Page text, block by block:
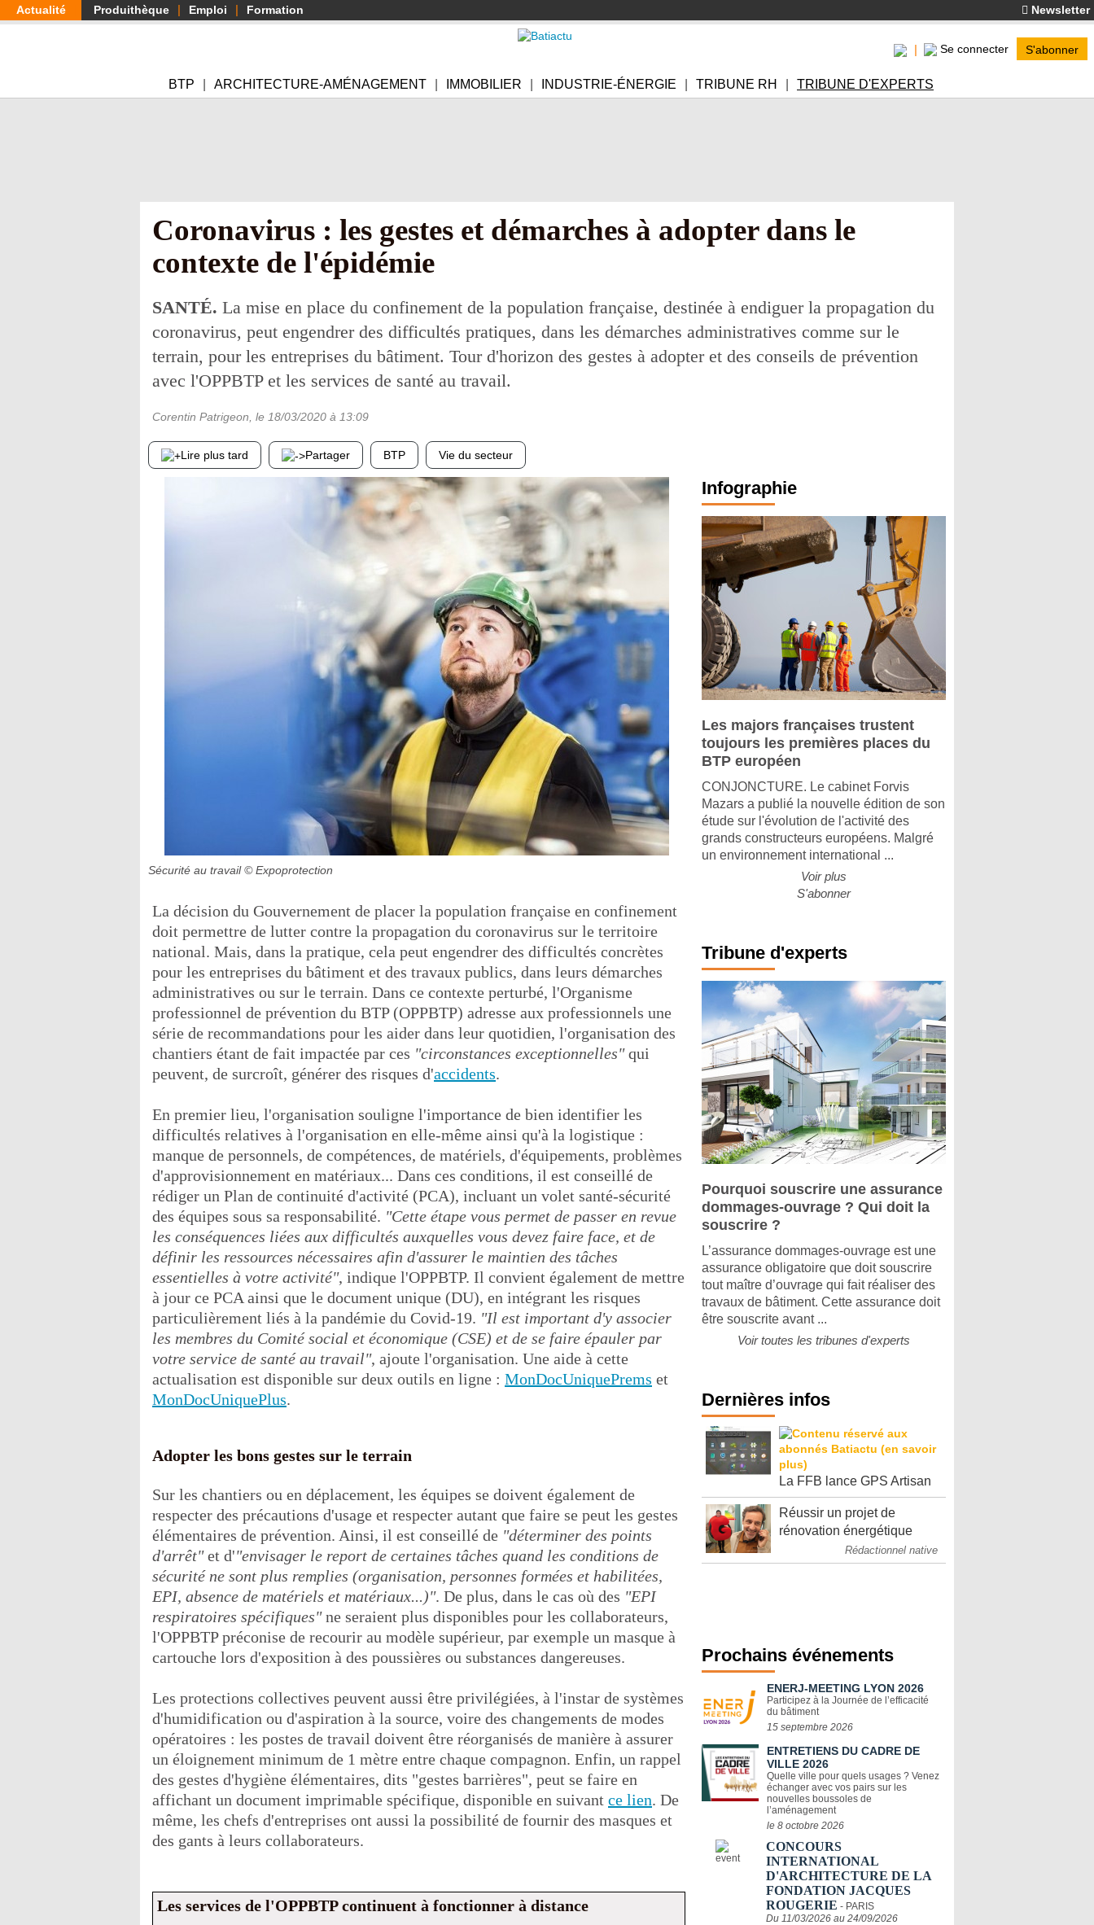
Aller
au
Actualité Produithèque Emploi Formation Newsletter
Se connecter S'abonner
BTP ARCHITECTURE-AMÉNAGEMENT IMMOBILIER INDUSTRIE-ÉNERGIE TRIBUNE RH TRIBUNE D'EXPERTS
Coronavirus : les gestes et démarches à adopter dans le
contexte de l'épidémie
SANTÉ. La mise en place du confinement de la population française, destinée à endiguer la propagation du
coronavirus, peut engendrer des difficultés pratiques, dans les démarches administratives comme sur le
terrain, pour les entreprises du bâtiment. Tour d'horizon des gestes à adopter et des conseils de prévention
avec l'OPPBTP et les services de santé au travail.
Corentin Patrigeon , le 18/03/2020 à 13:09
Lire plus tard Partager BTP Vie du secteur
Sécurité au travail © Expoprotection
La décision du Gouvernement de placer la population française en confinement
doit permettre de lutter contre la propagation du coronavirus sur le territoire
national. Mais, dans la pratique, cela peut engendrer des difficultés concrètes
pour les entreprises du bâtiment et des travaux publics, dans leurs démarches
administratives ou sur le terrain. Dans ce contexte perturbé, l'Organisme
professionnel de prévention du BTP (OPPBTP) adresse aux professionnels une
série de recommandations pour les aider dans leur quotidien, l'organisation des
chantiers étant de fait impactée par ces "circonstances exceptionnelles"qui
peuvent, de surcroît, générer des risques d'accidents.
En premier lieu, l'organisation souligne l'importance de bien identifier les
difficultés relatives à l'organisation en elle-même ainsi qu'à la logistique :
manque de personnels, de compétences, de matériels, d'équipements, problèmes
d'approvisionnement en matériaux... Dans ces conditions, il est conseillé de
rédiger un Plan de continuité d'activité (PCA), incluant un volet santé-sécurité
des équipes sous sa responsabilité. "Cette étape vous permet de passer en revue
les conséquences liées aux difficultés auxquelles vous devez faire face, et de
définir les ressources nécessaires afin d'assurer le maintien des tâches
essentielles à votre activité", indique l'OPPBTP. Il convient également de mettre
à jour ce PCA ainsi que le document unique (DU), en intégrant les risques
particulièrement liés à la pandémie du Covid-19. "Il est important d'y associer
les membres du Comité social et économique (CSE) et de se faire épauler par
votre service de santé au travail", ajoute l'organisation. Une aide à cette
actualisation est disponible sur deux outils en ligne : MonDocUniquePrems et
MonDocUniquePlus.
Adopter les bons gestes sur le terrain
Sur les chantiers ou en déplacement, les équipes se doivent également de
respecter des précautions d'usage et respecter autant que faire se peut les gestes
élémentaires de prévention. Ainsi, il est conseillé de "déterminer des points
d'arrêt"et d'"envisager le report de certaines tâches quand les conditions de
sécurité ne sont plus remplies (organisation, personnes formées et habilitées,
EPI, absence de matériels et matériaux...)". De plus, dans le cas où des "EPI
respiratoires spécifiques"ne seraient plus disponibles pour les collaborateurs,
l'OPPBTP préconise de recourir au modèle supérieur, par exemple un masque à
cartouche lors d'exposition à des poussières ou substances dangereuses.
Les protections collectives peuvent aussi être privilégiées, à l'instar de systèmes
d'humidification ou d'aspiration à la source, voire des changements de modes
opératoires : les postes de travail doivent être réorganisés de manière à assurer
un éloignement minimum de 1 mètre entre chaque compagnon. Enfin, un rappel
des gestes d'hygiène élémentaires, dits "gestes barrières", peut se faire en
affichant un document imprimable spécifique, disponible en suivant ce lien. De
même, les chefs d'entreprises ont aussi la possibilité de fournir des masques et
des gants à leurs collaborateurs.
Les services de l'OPPBTP continuent à fonctionner à distance
Infographie
Les majors françaises trustent
toujours les premières places du
BTP européen
CONJONCTURE. Le cabinet Forvis
Mazars a publié la nouvelle édition de son
étude sur l'évolution de l'activité des
grands constructeurs européens. Malgré
un environnement international ...
Voir plus
S'abonner
Tribune d'experts
Pourquoi souscrire une assurance
dommages-ouvrage ? Qui doit la
souscrire ?
L’assurance dommages-ouvrage est une
assurance obligatoire que doit souscrire
tout maître d’ouvrage qui fait réaliser des
travaux de bâtiment. Cette assurance doit
être souscrite avant ...
Voir toutes les tribunes d'experts
Dernières infos
La FFB lance GPS Artisan
Réussir un projet de
rénovation énergétique
Rédactionnel native
Prochains événements
ENERJ-MEETING LYON 2026
Participez à la Journée de l’efficacité
du bâtiment
15 septembre 2026
ENTRETIENS DU CADRE DE
VILLE 2026
Quelle ville pour quels usages ? Venez
échanger avec vos pairs sur les
nouvelles boussoles de
l’aménagement
le 8 octobre 2026
CONCOURS
INTERNATIONAL
D'ARCHITECTURE DE LA
FONDATION JACQUES
ROUGERIE - PARIS
Du 11/03/2026 au 24/09/2026